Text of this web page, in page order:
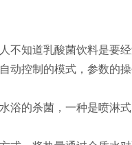
不知道乳酸菌饮料是要
控制的模式，参数的操
浴的杀菌，一种是喷淋式